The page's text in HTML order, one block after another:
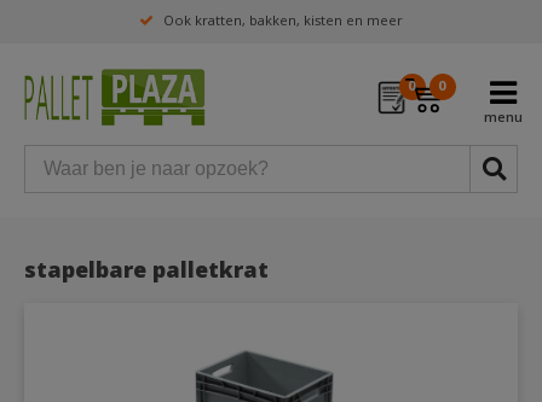
Ook kratten, bakken, kisten en meer
0 0
stapelbare palletkrat